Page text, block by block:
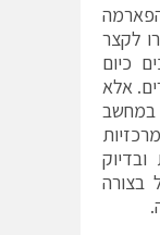
לקצר
כיום
אלא
במחשב
בצורה